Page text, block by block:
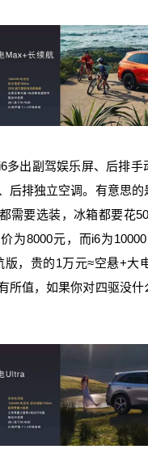
多出副驾娱乐屏、后排手
后排独立空调。有意思
需要选装，冰箱都要花
为8000元，而i6为
版，贵的1万元≈空悬+大
所值，如果你对四驱没